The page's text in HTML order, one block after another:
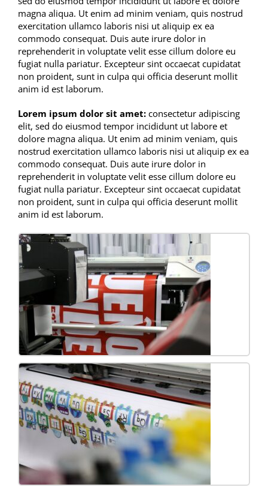
Hendido
Laminado
Botones
Cama Plana UV
Tags Name
Domes
magna aliqua. Ut enim ad minim veniam, quis nostrud
exercitation ullamco laboris nisi ut aliquip ex ea
commodo consequat. Duis aute irure dolor in
reprehenderit in voluptate velit esse cillum dolore eu
fugiat nulla pariatur. Excepteur sint occaecat cupidatat
non proident, sunt in culpa qui officia deserunt mollit
anim id est laborum.
Lorem ipsum dolor sit amet:consectetur adipiscing
elit, sed do eiusmod tempor incididunt ut labore et
dolore magna aliqua. Ut enim ad minim veniam, quis
nostrud exercitation ullamco laboris nisi ut aliquip ex ea
commodo consequat. Duis aute irure dolor in
reprehenderit in voluptate velit esse cillum dolore eu
fugiat nulla pariatur. Excepteur sint occaecat cupidatat
non proident, sunt in culpa qui officia deserunt mollit
anim id est laborum.